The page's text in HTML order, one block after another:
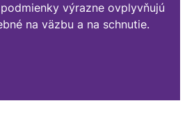
výrazne ovplyvňujú
na väzbu a na schnutie.